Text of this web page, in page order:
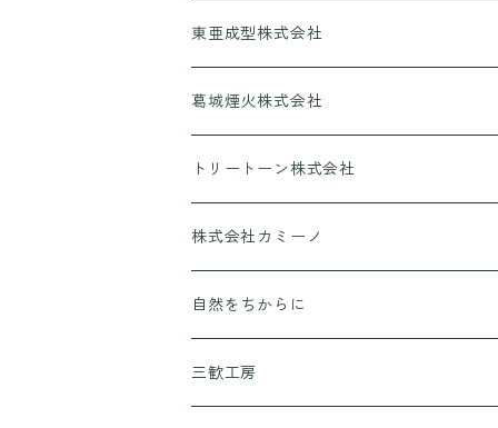
東亜成型株式会社
グリルQ
葛城煙火株式会社
CANPING HANABI
トリートーン株式会社
香りとあそぼ♪
京ころん
株式会社カミーノ
PAPLUS
自然をちからに
KUSURASHI
三歓工房